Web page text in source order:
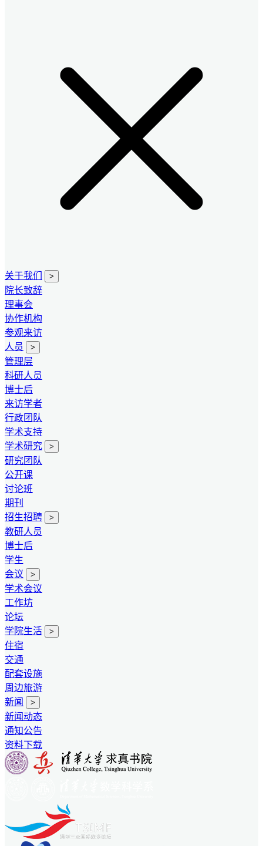
关于我们 >
院长致辞
理事会
协作机构
参观来访
人员
>
管理层
科研人员
博士后
来访学者
行政团队
学术支持
学术研究
>
研究团队
公开课
讨论班
期刊
招生招聘
>
教研人员
博士后
学生
会议
>
学术会议
工作坊
论坛
学院生活
>
住宿
交通
配套设施
周边旅游
新闻
>
新闻动态
通知公告
资料下载